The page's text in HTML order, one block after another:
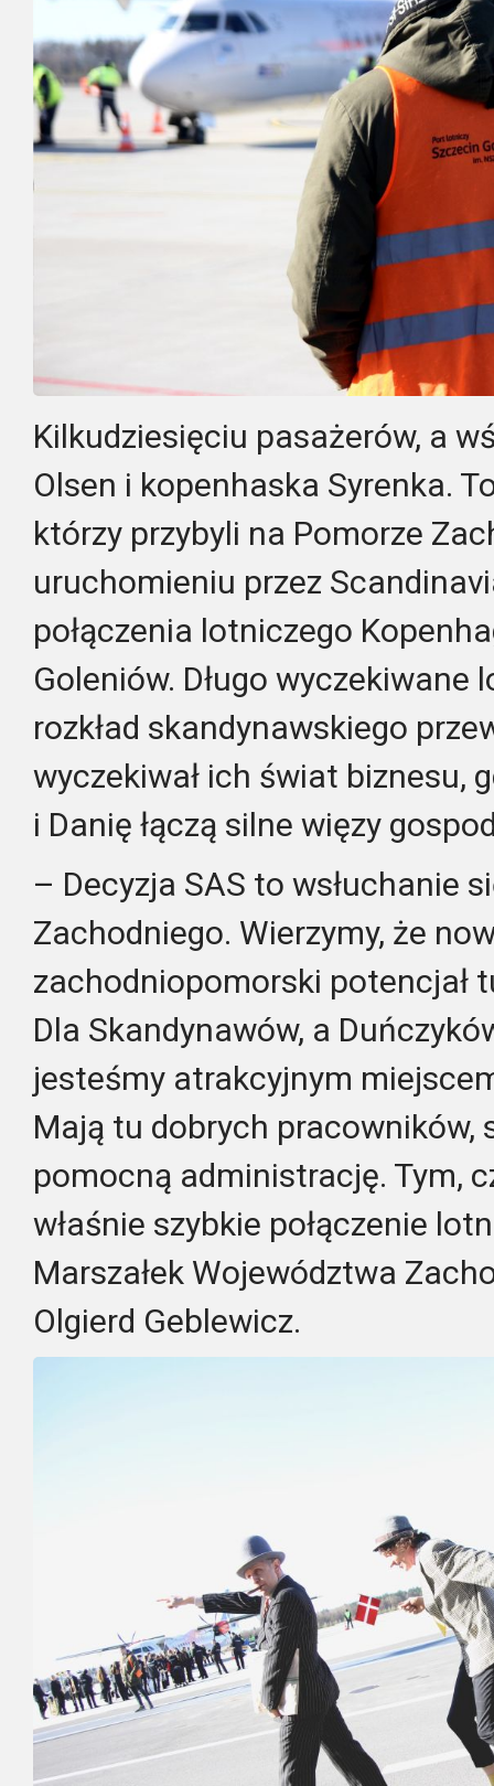
Kilkudziesięciu pasażerów, a
Olsen i kopenhaska Syrenka.
którzy przybyli na Pomorze
uruchomieniu przez
połączenia lotniczego
Goleniów. Długo wyczekiwane
rozkład skandynawskiego
wyczekiwał ich świat biznesu,
i Danię łączą silne więzy
– Decyzja SAS to wsłuchanie
Zachodniego. Wierzymy, że
zachodniopomorski potencjał
Dla Skandynawów, a
jesteśmy atrakcyjnym
Mają tu dobrych pracowników,
pomocną administrację. Tym,
właśnie szybkie połączenie
Marszałek Województwa
Olgierd Geblewicz.